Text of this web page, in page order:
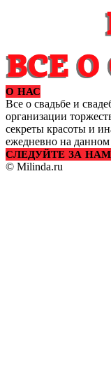
О НАС
Все о свадьбе и
организации
секреты красоты и
ежедневно на данном
СЛЕДУЙТЕ ЗА
© Milinda.ru